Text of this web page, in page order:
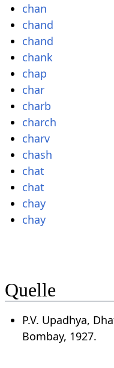
chan
chand
chand
chank
chap
char
charb
charch
charv
chash
chat
chat
chay
chay
Quelle
P.V. Upadhya,
Bombay, 1927.